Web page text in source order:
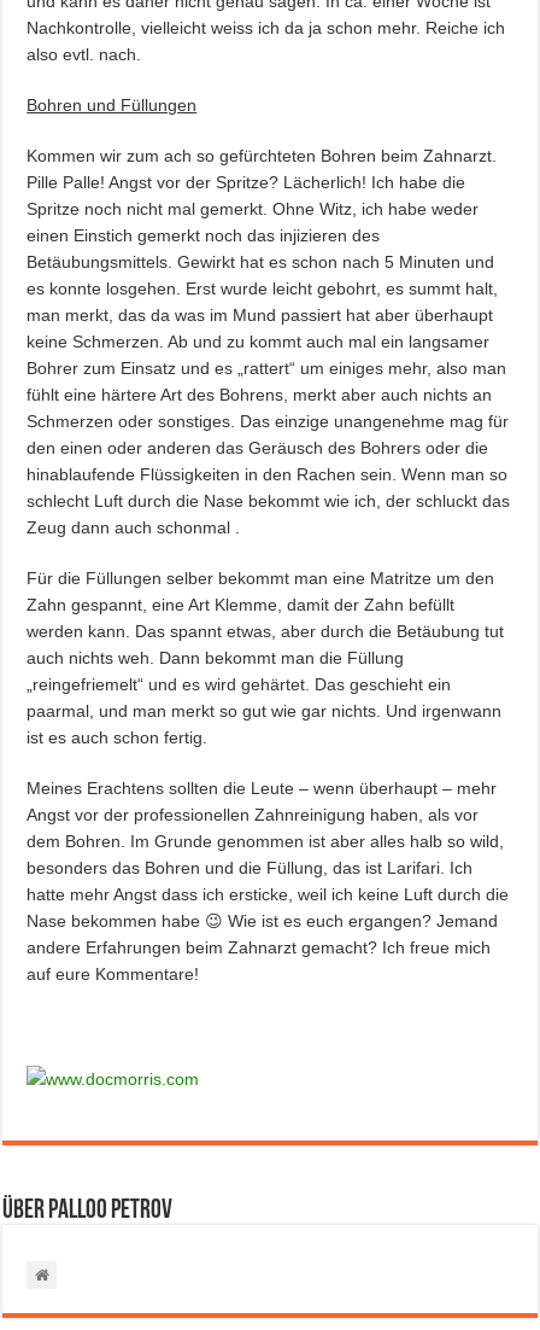
Nachkontrolle, vielleicht weiss ich da ja schon mehr. Reiche ich
also evtl. nach.
Bohren und Füllungen
Kommen wir zum ach so gefürchteten Bohren beim Zahnarzt.
Pille Palle! Angst vor der Spritze? Lächerlich! Ich habe die
Spritze noch nicht mal gemerkt. Ohne Witz, ich habe weder
einen Einstich gemerkt noch das injizieren des
Betäubungsmittels. Gewirkt hat es schon nach 5 Minuten und
es konnte losgehen. Erst wurde leicht gebohrt, es summt halt,
man merkt, das da was im Mund passiert hat aber überhaupt
keine Schmerzen. Ab und zu kommt auch mal ein langsamer
Bohrer zum Einsatz und es „rattert“ um einiges mehr, also man
fühlt eine härtere Art des Bohrens, merkt aber auch nichts an
Schmerzen oder sonstiges. Das einzige unangenehme mag für
den einen oder anderen das Geräusch des Bohrers oder die
hinablaufende Flüssigkeiten in den Rachen sein. Wenn man so
schlecht Luft durch die Nase bekommt wie ich, der schluckt das
Zeug dann auch schonmal
Für die Füllungen selber bekommt man eine Matritze um den
Zahn gespannt, eine Art Klemme, damit der Zahn befüllt
werden kann. Das spannt etwas, aber durch die Betäubung tut
auch nichts weh. Dann bekommt man die Füllung
„reingefriemelt“ und es wird gehärtet. Das geschieht ein
paarmal, und man merkt so gut wie gar nichts. Und irgenwann
ist es auch schon fertig.
Meines Erachtens sollten die Leute – wenn überhaupt – mehr
Angst vor der professionellen Zahnreinigung haben, als vor
dem Bohren. Im Grunde genommen ist aber alles halb so wild,
besonders das Bohren und die Füllung, das ist Larifari. Ich
hatte mehr Angst dass ich ersticke, weil ich keine Luft durch die
Nase bekommen habe 😉 Wie ist es euch ergangen? Jemand
andere Erfahrungen beim Zahnarzt gemacht? Ich freue mich
auf eure Kommentare!
Über Palloo Petrov